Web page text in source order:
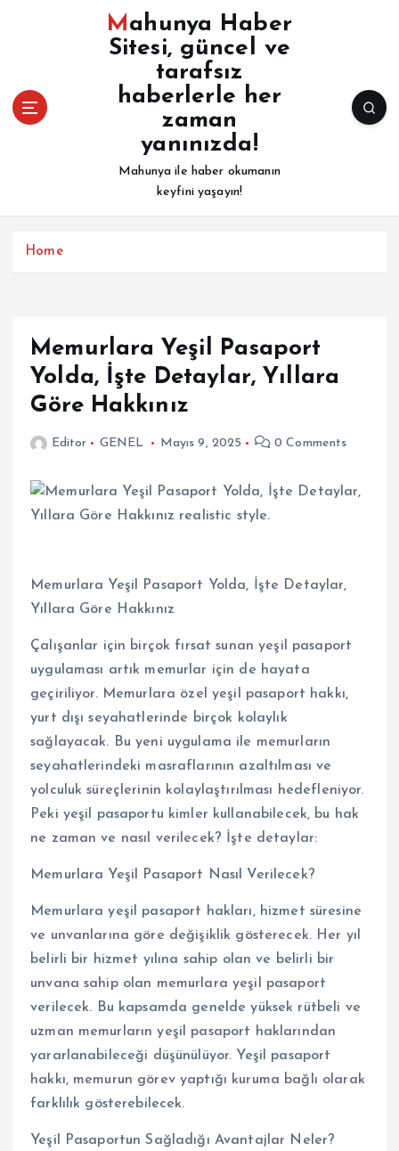
a
Mahunya Haber
Sitesi, güncel ve
tarafsız
haberlerle her
zaman
yanınızda!
Mahunya ile haber okumanın
keyfini yaşayın!
Home
Memurlara Yeşil Pasaport
Yolda, İşte Detaylar, Yıllara
Göre Hakkınız
Editor GENEL Mayıs 9, 2025 0 Comments
Memurlara Yeşil Pasaport Yolda, İşte Detaylar,
Yıllara Göre Hakkınız
Çalışanlar için birçok fırsat sunan yeşil pasaport
uygulaması artık memurlar için de hayata
geçiriliyor. Memurlara özel yeşil pasaport hakkı,
yurt dışı seyahatlerinde birçok kolaylık
sağlayacak. Bu yeni uygulama ile memurların
seyahatlerindeki masraflarının azaltılması ve
yolculuk süreçlerinin kolaylaştırılması hedefleniyor.
Peki yeşil pasaportu kimler kullanabilecek, bu hak
ne zaman ve nasıl verilecek? İşte detaylar:
Memurlara Yeşil Pasaport Nasıl Verilecek?
Memurlara yeşil pasaport hakları, hizmet süresine
ve unvanlarına göre değişiklik gösterecek. Her yıl
belirli bir hizmet yılına sahip olan ve belirli bir
unvana sahip olan memurlara yeşil pasaport
verilecek. Bu kapsamda genelde yüksek rütbeli ve
uzman memurların yeşil pasaport haklarından
yararlanabileceği düşünülüyor. Yeşil pasaport
hakkı, memurun görev yaptığı kuruma bağlı olarak
farklılık gösterebilecek.
Yeşil Pasaportun Sağladığı Avantajlar Neler?